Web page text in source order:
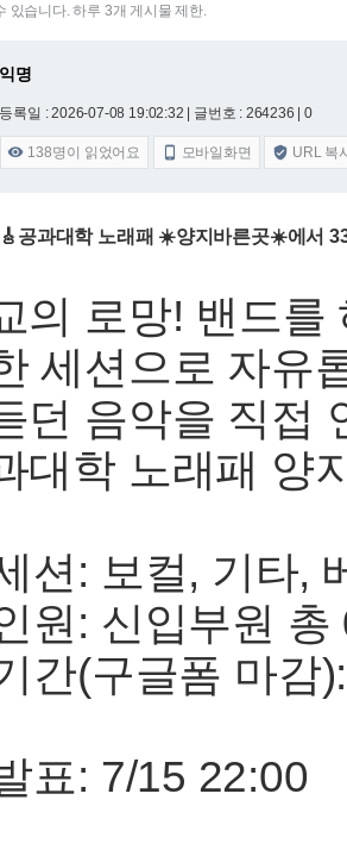
있습니다. 하루 3개 게시물 제한.
익명
등록일 : 2026-07-08 19:02:32 | 글번호 : 264236 | 0
 138명이 읽었어요  모바일화면  URL 복
공과대학 노래패 ☀️양지바른곳☀️에서
의 로망! 밴드를
세션으로 자유
던 음악을 직접
대학 노래패 양
션: 보컬, 기타,
원: 신입부원 총
간(구글폼 마
표: 7/15 22:00